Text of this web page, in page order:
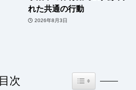
れた共通の行動
2026年8月3日
目次 Toggle Table of